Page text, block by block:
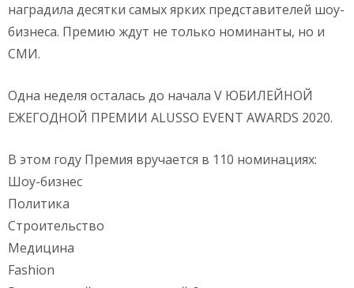
наградила десятки самых ярких представителей шоу-
бизнеса. Премию ждут не только номинанты, но и
СМИ.
Одна неделя осталась до начала V ЮБИЛЕЙНОЙ
ЕЖЕГОДНОЙ ПРЕМИИ ALUSSO EVENT AWARDS 2020.
В этом году Премия вручается в 110 номинациях:
Шоу-бизнес
Политика
Строительство
Медицина
Fashion